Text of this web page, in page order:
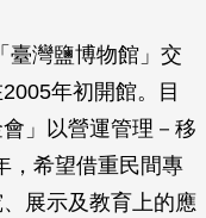
臺灣鹽博物館」交
年初開館。目
」以營運管理－移
，希望借重民間專
展示及教育上的應